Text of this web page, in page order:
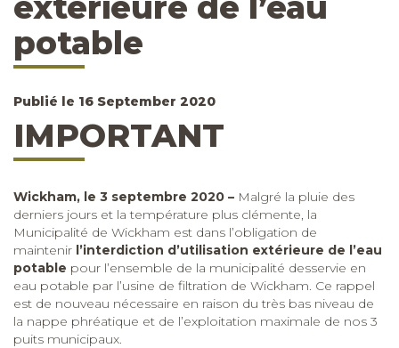
potable
Publié le 16 September 2020
IMPORTANT
Wickham, le 3 septembre 2020 – Malgré la pluie des
derniers jours et la température plus clémente, la
Municipalité de Wickham est dans l’obligation de
maintenir l’interdiction d’utilisation extérieure de l’eau
potable pour l’ensemble de la municipalité desservie en
eau potable par l’usine de filtration de Wickham. Ce rappel
est de nouveau nécessaire en raison du très bas niveau de
la nappe phréatique et de l’exploitation maximale de nos 3
puits municipaux.